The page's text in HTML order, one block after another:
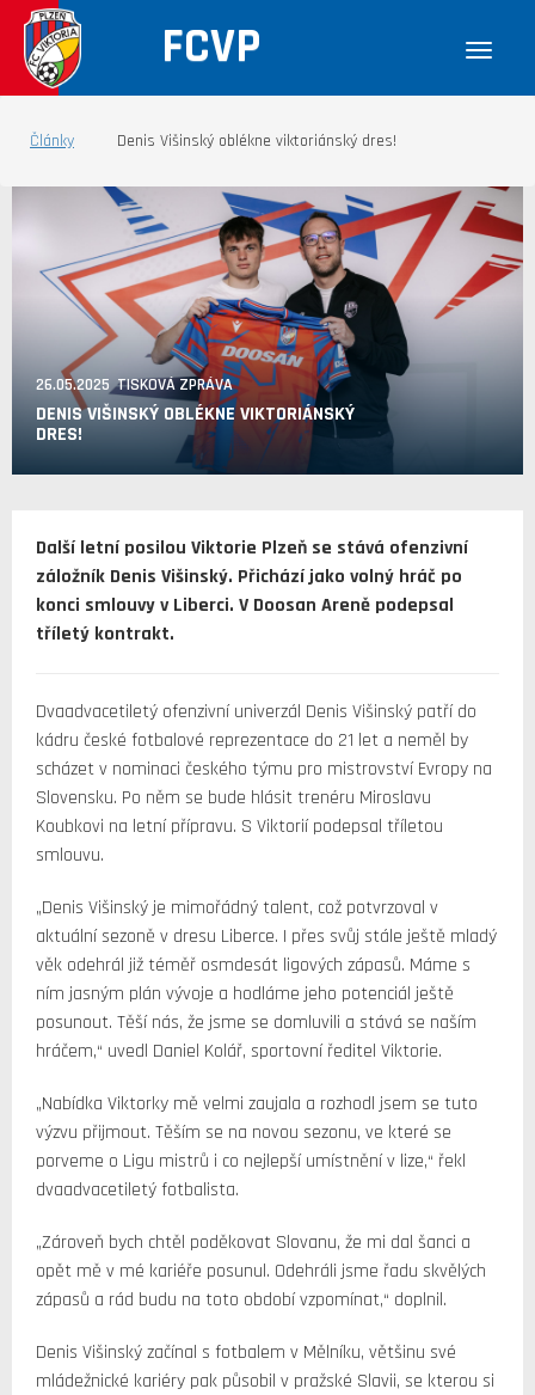
FCVP
Články Denis Višinský oblékne viktoriánský dres!
26.05.2025 TISKOVÁ ZPRÁVA
DENIS VIŠINSKÝ OBLÉKNE VIKTORIÁNSKÝ
DRES!
Další letní posilou Viktorie Plzeň se stává ofenzivní
záložník Denis Višinský. Přichází jako volný hráč po
konci smlouvy v Liberci. V Doosan Areně podepsal
tříletý kontrakt.
Dvaadvacetiletý ofenzivní univerzál Denis Višinský patří do
kádru české fotbalové reprezentace do 21 let a neměl by
scházet v nominaci českého týmu pro mistrovství Evropy na
Slovensku. Po něm se bude hlásit trenéru Miroslavu
Koubkovi na letní přípravu. S Viktorií podepsal tříletou
smlouvu.
„Denis Višinský je mimořádný talent, což potvrzoval v
aktuální sezoně v dresu Liberce. I přes svůj stále ještě mladý
věk odehrál již téměř osmdesát ligových zápasů. Máme s
ním jasným plán vývoje a hodláme jeho potenciál ještě
posunout. Těší nás, že jsme se domluvili a stává se naším
hráčem,“ uvedl Daniel Kolář, sportovní ředitel Viktorie.
„Nabídka Viktorky mě velmi zaujala a rozhodl jsem se tuto
výzvu přijmout. Těším se na novou sezonu, ve které se
porveme o Ligu mistrů i co nejlepší umístnění v lize,“ řekl
dvaadvacetiletý fotbalista.
„Zároveň bych chtěl poděkovat Slovanu, že mi dal šanci a
opět mě v mé kariéře posunul. Odehráli jsme řadu skvělých
zápasů a rád budu na toto období vzpomínat,“ doplnil.
Denis Višinský začínal s fotbalem v Mělníku, většinu své
mládežnické kariéry pak působil v pražské Slavii, se kterou si